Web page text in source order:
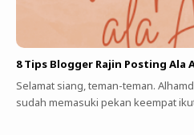
8 Tips Blogger Rajin Posting Ala
Selamat siang, teman-teman.
sudah memasuki pekan keempat